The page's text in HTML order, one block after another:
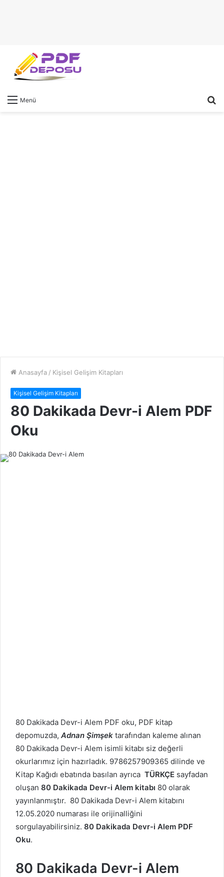
Menü
Anasayfa / Kişisel Gelişim Kitapları
Kişisel Gelişim Kitapları
80 Dakikada Devr-i Alem PDF
Oku
80 Dakikada Devr-i Alem PDF oku, PDF kitap
depomuzda, Adnan Şimşek tarafından kaleme alınan
80 Dakikada Devr-i Alem isimli kitabı siz değerli
okurlarımız için hazırladık. 9786257909365 dilinde ve
Kitap Kağıdı ebatında basılan ayrıca TÜRKÇE sayfadan
oluşan 80 Dakikada Devr-i Alem kitabı 80 olarak
yayınlanmıştır. 80 Dakikada Devr-i Alem kitabını
12.05.2020 numarası ile orijinalliğini
sorgulayabilirsiniz. 80 Dakikada Devr-i Alem PDF
Oku.
80 Dakikada Devr-i Alem